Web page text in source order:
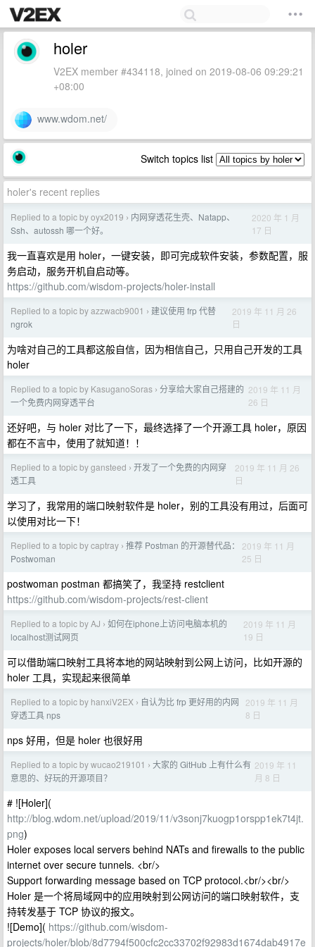
holer
V2EX member #434118, joined on 2019-08-06 09:29:21
+08:00
www.wdom.net/
Switch topics list
holer's recent replies
Replied to a topic by oyx2019 › 内网穿透花生壳、Natapp、
Ssh、autossh 哪一个好。
2020 年 1 月
17 日
我一直喜欢是用 holer，一键安装，即可完成软件安装，参数配置，服
务启动，服务开机自启动等。
https://github.com/wisdom-projects/holer-install
Replied to a topic by azzwacb9001 › 建议使用 frp 代替
ngrok
2019 年 11 月 26
日
为啥对自己的工具都这般自信，因为相信自己，只用自己开发的工具
holer
Replied to a topic by KasuganoSoras › 分享给大家自己搭建的
一个免费内网穿透平台
2019 年 11 月
26 日
还好吧，与 holer 对比了一下，最终选择了一个开源工具 holer，原因
都在不言中，使用了就知道！！
Replied to a topic by gansteed › 开发了一个免费的内网穿
透工具
2019 年 11 月 26
日
学习了，我常用的端口映射软件是 holer，别的工具没有用过，后面可
以使用对比一下！
Replied to a topic by captray › 推荐 Postman 的开源替代品：
Postwoman
2019 年 11 月
25 日
postwoman postman 都搞笑了，我坚持 restclient
https://github.com/wisdom-projects/rest-client
Replied to a topic by AJ › 如何在iphone上访问电脑本机的
localhost测试网页
2019 年 11 月
19 日
可以借助端口映射工具将本地的网站映射到公网上访问，比如开源的
holer 工具，实现起来很简单
Replied to a topic by hanxiV2EX › 自认为比 frp 更好用的内网
穿透工具 nps
2019 年 11 月
8 日
nps 好用，但是 holer 也很好用
Replied to a topic by wucao219101 › 大家的 GitHub 上有什么有
意思的、好玩的开源项目？
2019 年 11
月 8 日
# ![Holer](
http://blog.wdom.net/upload/2019/11/v3sonj7kuogp1orspp1ek7t4jt.
png)
Holer exposes local servers behind NATs and firewalls to the public
internet over secure tunnels. <br/>
Support forwarding message based on TCP protocol.<br/><br/>
Holer 是一个将局域网中的应用映射到公网访问的端口映射软件，支
持转发基于 TCP 协议的报文。
![Demo]( https://github.com/wisdom-
projects/holer/blob/8d7794f500cfc2cc33702f92983d1674dab4917e